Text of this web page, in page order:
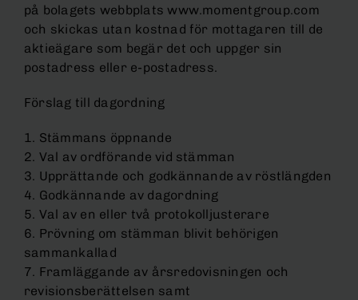
på bolagets webbplats www.momentgroup.com
och skickas utan kostnad för mottagaren till de
aktieägare som begär det och uppger sin
postadress eller e-postadress.
Förslag till dagordning
1. Stämmans öppnande
2. Val av ordförande vid stämman
3. Upprättande och godkännande av röstlängden
4. Godkännande av dagordning
5. Val av en eller två protokolljusterare
6. Prövning om stämman blivit behörigen
sammankallad
7. Framläggande av årsredovisningen och
revisionsberättelsen samt